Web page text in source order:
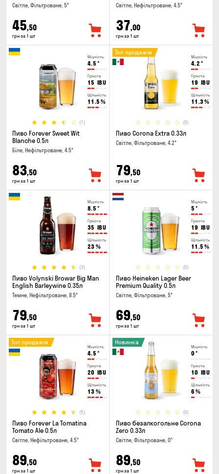
Світле, Фільтроване, 5°
45,50
грн за 1 шт
Світле, Нефільтроване, 4.5°
37,00
грн за 1 шт
Міцність
4.5 °
Гіркота
15 IBU
Щільність
11.5 %
(1)
Пиво Forever Sweet Wit
Blanche 0.5л
Біле, Нефільтроване, 4.5°
83,50
грн за 1 шт
Міцність
4.2 °
Гіркота
19 IBU
Щільність
11.3%
(0)
Топ продажів
Пиво Corona Extra 0.33л
Світле, Фільтроване, 4.2°
79,50
грн за 1 шт
Міцність
8.5 °
Гіркота
35 IBU
Щільність
23 %
(3)
Пиво Volynski Browar Big Man
English Barleywine 0.35л
Темне, Нефільтроване, 8.5°
79,50
грн за 1 шт
Міцність
5 °
Гіркота
19 IBU
Щільність
11.5 %
(0)
Пиво Heineken Lager Beer
Premium Quality 0.5л
Світле, Фільтроване, 5°
69,50
грн за 1 шт
Міцність
4.5 °
Гіркота
20 IBU
Щільність
13 %
(5)
Топ продажів
Пиво Forever La Tomatina
Tomato Ale 0.5л
Світле, Нефільтроване, 4.5°
89,50
грн за 1 шт
Міцність
0 °
Гіркота
10 IBU
Щільність
6 %
(0)
Новинка
Пиво безалкогольне Corona
Zero 0.33л
Світле, Фільтроване, 0°
89,50
грн за 1 шт